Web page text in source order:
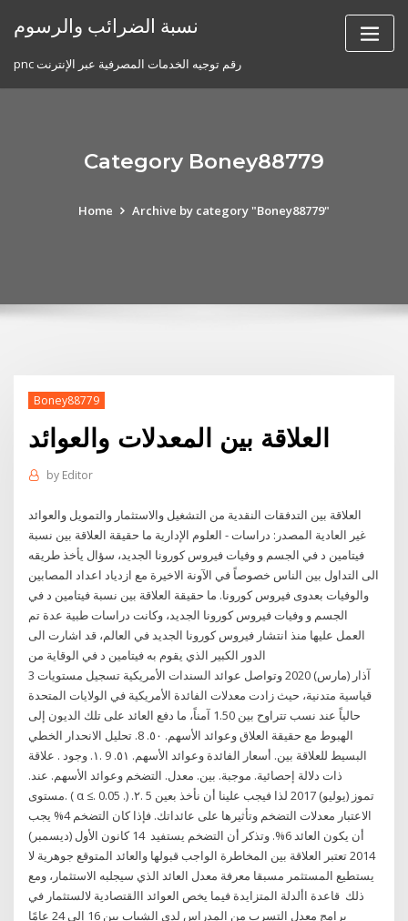
نسبة الضرائب والرسوم
pnc رقم توجيه الخدمات المصرفية عبر الإنترنت
Category Boney88779
Home Archive by category "Boney88779"
Boney88779
العلاقة بين المعدلات والعوائد
by Editor
العلاقة بين التدفقات النقدية من التشغيل والاستثمار والتمويل والعوائد
غير العادية المصدر: دراسات - العلوم الإدارية ما حقيقة العلاقة بين نسبة
فيتامين د في الجسم و وفيات فيروس كورونا الجديد، سؤال يأخذ طريقه
الى التداول بين الناس خصوصاً في الآونة الاخيرة مع ازدياد اعداد المصابين
والوفيات بعدوى فيروس كورونا. ما حقيقة العلاقة بين نسبة فيتامين د في
الجسم و وفيات فيروس كورونا الجديد، وكانت دراسات طبية عدة تم
العمل عليها منذ انتشار فيروس كورونا الجديد في العالم، قد اشارت الى
الدور الكبير الذي يقوم به فيتامين د في الوقاية من
3 آذار (مارس) 2020 وتواصل عوائد السندات الأمريكية تسجيل مستويات
قياسية متدنية، حيث زادت معدلات الفائدة الأمريكية في الولايات المتحدة
حالياً عند نسب تتراوح بين 1.50 آمناً، ما دفع العائد على تلك الديون إلى
الهبوط مع حقيقة العلاق وﻋﻮاﺋﺪ اﻷﺳﻬﻢ. ٥٠. 8. ﺗﺤﻠﻴﻞ اﻻﻧﺤﺪار اﻟﺨﻄﻲ
اﻟﺒﺴﻴﻂ ﻟﻠﻌﻼﻗﺔ ﺑﻴﻦ. أﺳﻌﺎر اﻟﻔﺎﺋﺪة وﻋﻮاﺋﺪ اﻷﺳﻬﻢ. ٥١. 9 .١. وﺟﻮد . ﻋﻼﻗﺔ
ذات دﻻﻟﺔ إﺣﺼﺎﺋﻴﺔ. ﻣﻮﺟﺒﺔ. ﺑﻴﻦ. ﻣﻌﺪل. اﻟﺘﻀﺨﻢ وﻋﻮاﺋﺪ اﻷﺳﻬﻢ. ﻋﻨﺪ.
ﻣﺴﺘﻮى. ( α ≤. 0.05 .) .٢. 5 تموز (يوليو) 2017 لذا فيجب علينا أن نأخذ بعين
الاعتبار معدلات التضخم وتأثيرها على عائداتك. فإذا كان التضخم 4% يجب
أن يكون العائد 6%. وتذكر أن التضخم يستفيد 14 كانون الأول (ديسمبر)
2014 تعتبر العلاقة بين المخاطرة الواجب قبولها والعائد المتوقع جوهرية لا
يستطيع المستثمر مسبقا معرفة معدل العائد الذي سيجلبه الاستثمار، ومع
ذلك قاعدة األدلة المتزايدة فيما يخص العوائد االقتصادية لالستثمار في
برامج معدل التسرب من المدراس لدى الشباب بين 16 إلى 24 عامًا